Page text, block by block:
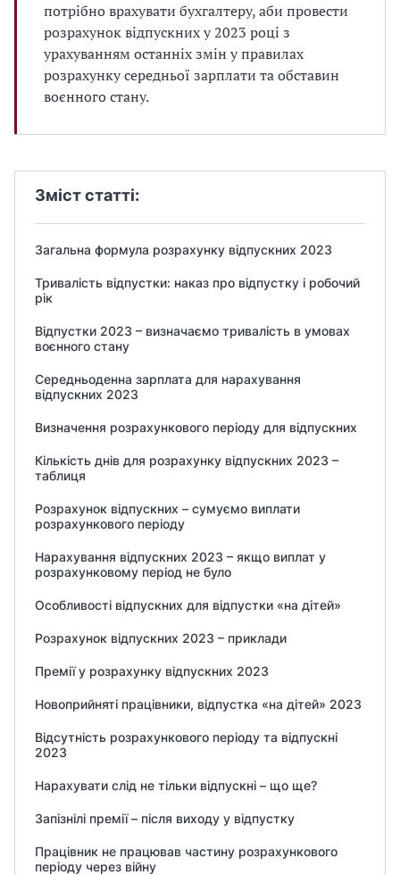
потрібно врахувати бухгалтеру, аби провести
розрахунок відпускних у 2023 році з
урахуванням останніх змін у правилах
розрахунку середньої зарплати та обставин
воєнного стану.
Зміст статті:
Загальна формула розрахунку відпускних 2023
Тривалість відпустки: наказ про відпустку і робочий
рік
Відпустки 2023 – визначаємо тривалість в умовах
воєнного стану
Середньоденна зарплата для нарахування
відпускних 2023
Визначення розрахункового періоду для відпускних
Кількість днів для розрахунку відпускних 2023 –
таблиця
Розрахунок відпускних – сумуємо виплати
розрахункового періоду
Нарахування відпускних 2023 – якщо виплат у
розрахунковому період не було
Особливості відпускних для відпустки «на дітей»
Розрахунок відпускних 2023 – приклади
Премії у розрахунку відпускних 2023
Новоприйняті працівники, відпустка «на дітей» 2023
Відсутність розрахункового періоду та відпускні
2023
Нарахувати слід не тільки відпускні – що ще?
Запізнілі премії – після виходу у відпустку
Працівник не працював частину розрахункового
періоду через війну